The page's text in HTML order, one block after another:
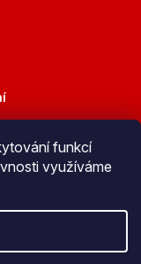
funkcí
využíváme